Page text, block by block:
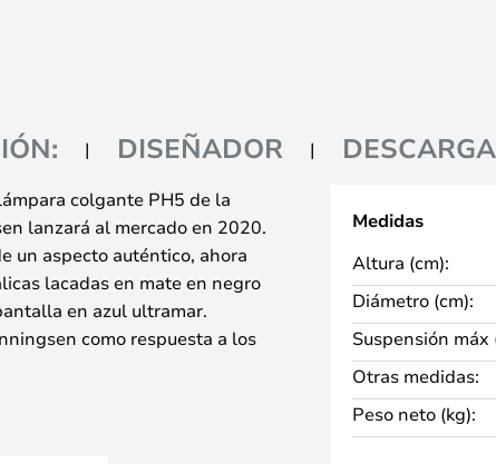
DISEÑADOR
colgante PH5 de la
lanzará al mercado en 2020.
un aspecto auténtico, ahora
lacadas en mate en negro
en azul ultramar.
como respuesta a los
de las fuentes de luz.
PH5 no deslumbra. La
Medidas
Altura (cm):
Diámetro (cm):
Suspensión máx
Otras medidas:
Peso neto (kg):